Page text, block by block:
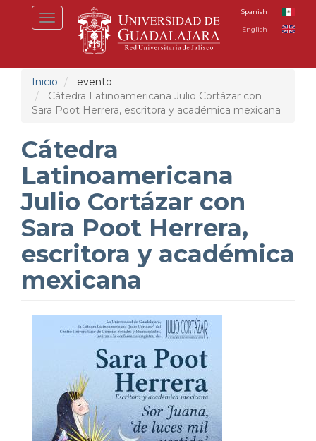
Toggle
navigation
Spanish
English
Inicio
evento
Cátedra Latinoamericana Julio Cortázar con
Sara Poot Herrera, escritora y académica mexicana
Cátedra
Latinoamericana
Julio Cortázar con
Sara Poot Herrera,
escritora y académica
mexicana